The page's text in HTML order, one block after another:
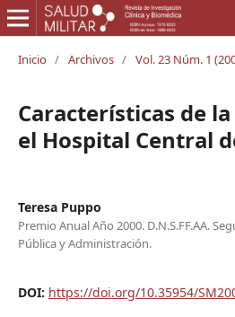
Inicio / Archivos / Vol. 23 Núm. 1
Características de
el Hospital Central
Teresa Puppo
Premio Anual Año 2000. D.N.S.FF.AA.
Pública y Administración.
DOI: https://doi.org/10.35954/